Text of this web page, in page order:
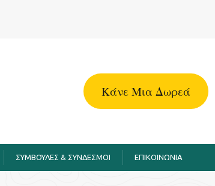
Kάνε Μια Δωρεά
ΣΥΜΒΟΥΛΕΣ & ΣΥΝΔΕΣΜΟΙ EΠΙΚΟΙΝΩΝΙΑ